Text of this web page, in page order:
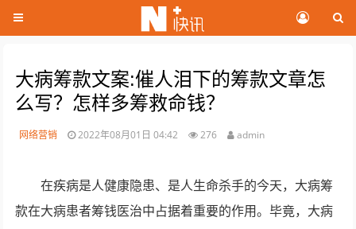
大病筹款文案:催人泪下的筹款文章怎
么写？怎样多筹救命钱？
网络营销 2022年08月01日 04:42 276 admin
在疾病是人健康隐患、是人生命杀手的今天，大病筹
款在大病患者筹钱医治中占据着重要的作用。毕竟，大病